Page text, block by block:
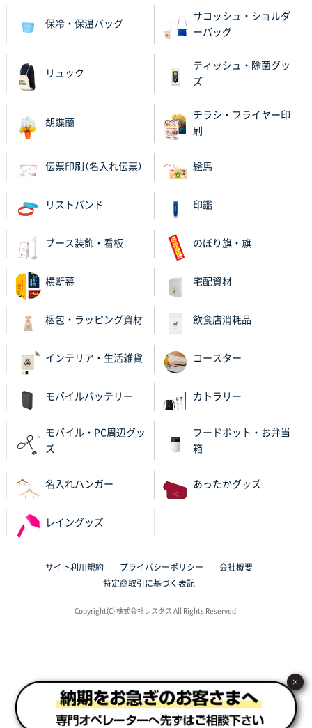
進められました。
【ポリ袋】特別ご注文ページ
3000枚
昨年利用した時に、納期と金額面でかなり業者さんを
比較して決めさせていただきました。 昨年注文分も、
納期がギリギリだったにも関わらず、丁寧に対応して
対応を頂いており助かっております。
和歌山県S社様
2025年11月05日 11:13
不織布スクエアトート(A4サイズ)
2025年10月28日 17:10
ワンポイントポリ袋 A4サイズ
1000枚
サイトが見やすい
ワンポイントポリ袋 A4サイズ
サイト構成が解りやすかったから
ブックメモ付箋
200枚
過去に製造をお願いしており、注文の流れがスムーズ
に進められるから
保冷・保温バッグ
サコッシュ・ショルダ
ーバッグ
リュック
ティッシュ・除菌グッ
ズ
胡蝶蘭
チラシ・フライヤー印
刷
伝票印刷（名入れ伝票） 絵馬
リストバンド 印鑑
ブース装飾・看板 のぼり旗・旗
横断幕 宅配資材
梱包・ラッピング資材 飲食店消耗品
インテリア・生活雑貨 コースター
モバイルバッテリー カトラリー
モバイル・PC周辺グッ
ズ
フードポット・お弁当
箱
名入れハンガー あったかグッズ
レイングッズ
サイト利用規約 プライバシーポリシー
会社概要
特定商取引に基づく表記
Copyright(C) 株式会社レスタス All Rights Reserved.
×